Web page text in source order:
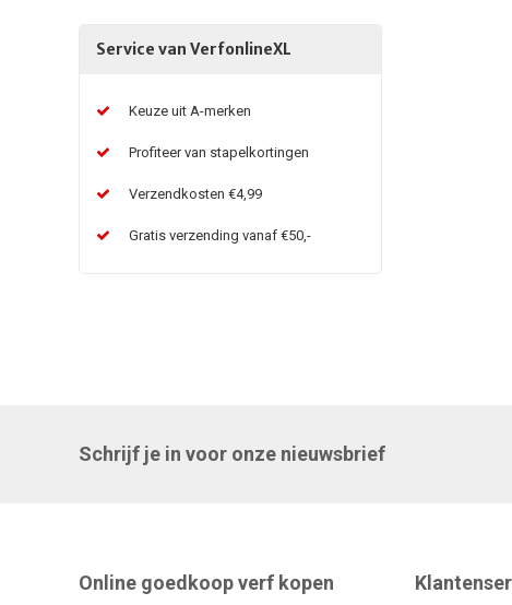
Service van VerfonlineXL
Keuze uit A-merken
Profiteer van stapelkortingen
Verzendkosten €4,99
Gratis verzending vanaf €50,-
Schrijf je in voor onze nieuwsbrief
Online goedkoop verf kopen